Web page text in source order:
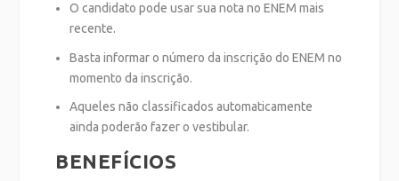
O candidato pode usar sua nota no ENEM mais
recente.
Basta informar o número da inscrição do ENEM no
momento da inscrição.
Aqueles não classificados automaticamente
ainda poderão fazer o vestibular.
BENEFÍCIOS